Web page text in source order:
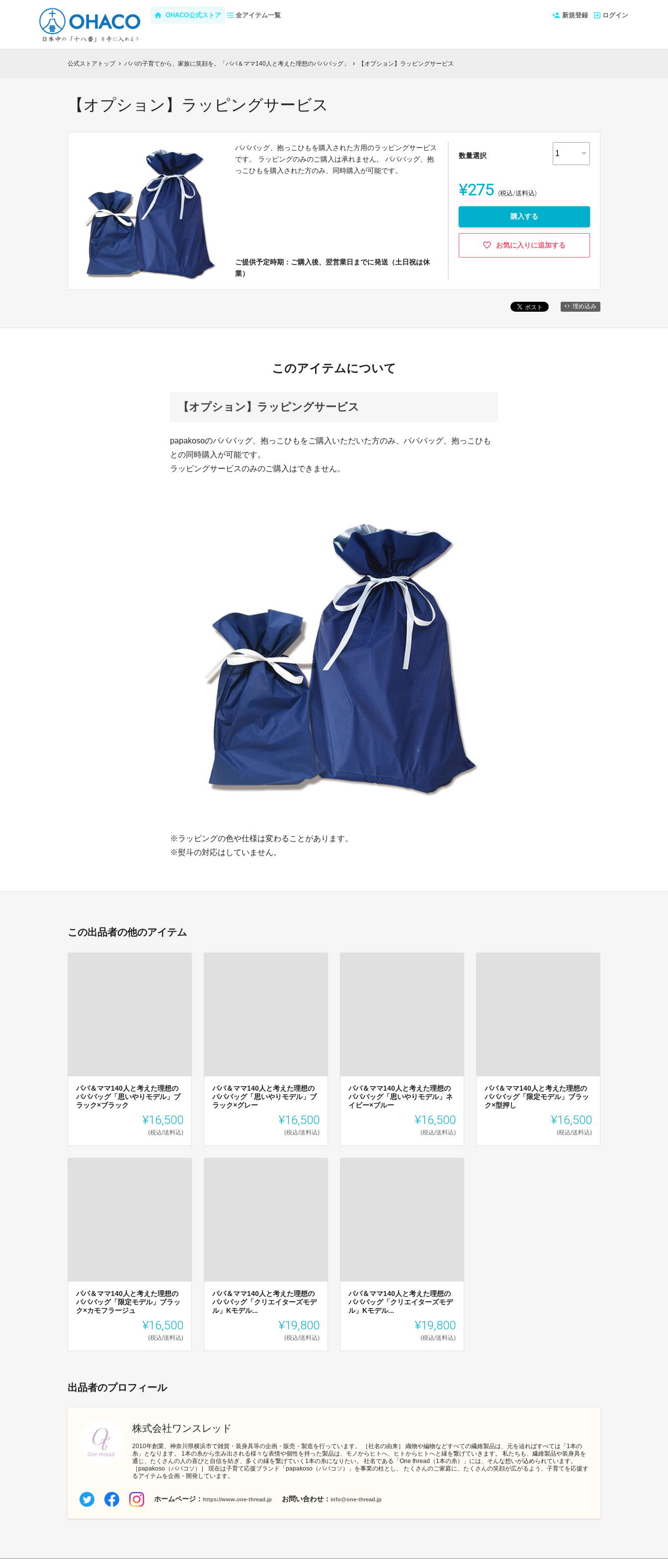
OHACO公式ストア 全アイテム一覧 新規登録 ログイン
公式ストアトップ chevron_right パパの子育てから、家族に笑顔を。「パパ＆ママ140人と考えた理想のパパバッグ」 chevron_right 【オプション】ラッピングサービス
【オプション】ラッピングサービス
パパバッグ、抱っこひもを購入された方用のラッピングサービス
です。 ラッピングのみのご購入は承れません。 パパバッグ、抱
っこひもを購入された方のみ、同時購入が可能です。
ご提供予定時期：ご購入後、翌営業日までに発送（土日祝は休
業）
数量選択
¥275 (税込/送料込)
購入する
お気に入りに追加する
埋め込み
このアイテムについて
【オプション】ラッピングサービス
papakosoのパパバッグ、抱っこひもをご購入いただいた方のみ、パパバッグ、抱っこひも
との同時購入が可能です。
ラッピングサービスのみのご購入はできません。
※ラッピングの色や仕様は変わることがあります。
※熨斗の対応はしていません。
この出品者の他のアイテム
パパ＆ママ140人と考えた理想の
パパバッグ「思いやりモデル」ブ
ラック×ブラック
¥16,500
(税込/送料込)
パパ＆ママ140人と考えた理想の
パパバッグ「思いやりモデル」ブ
ラック×グレー
¥16,500
(税込/送料込)
パパ＆ママ140人と考えた理想の
パパバッグ「思いやりモデル」ネ
イビー×ブルー
¥16,500
(税込/送料込)
パパ＆ママ140人と考えた理想の
パパバッグ「限定モデル」ブラッ
ク×型押し
¥16,500
(税込/送料込)
パパ＆ママ140人と考えた理想の
パパバッグ「限定モデル」ブラッ
ク×カモフラージュ
¥16,500
(税込/送料込)
パパ＆ママ140人と考えた理想の
パパバッグ「クリエイターズモデ
ル」Kモデル...
¥19,800
(税込/送料込)
パパ＆ママ140人と考えた理想の
パパバッグ「クリエイターズモデ
ル」Kモデル...
¥19,800
(税込/送料込)
出品者のプロフィール
株式会社ワンスレッド
2010年創業、神奈川県横浜市で雑貨・装身具等の企画・販売・製造を行っています。 ［社名の由来］ 織物や編物などすべての繊維製品は、元を辿ればすべては「1本の
糸」となります。 1本の糸から生み出される様々な表情や個性を持った製品は、モノからヒトへ、ヒトからヒトへと縁を繋げていきます。 私たちも、繊維製品や装身具を
通じ、たくさんの人の喜びと自信を紡ぎ、多くの縁を繋げていく1本の糸になりたい。 社名である「One thread（1本の糸）」には、そんな想いが込められています。
［papakoso（パパコソ）］ 現在は子育て応援ブランド「papakoso（パパコソ）」を事業の柱とし、 たくさんのご家庭に、たくさんの笑顔が広がるよう、子育てを応援す
るアイテムを企画・開発しています。
ホームページ： https://www.one-thread.jp お問い合わせ： info@one-thread.jp